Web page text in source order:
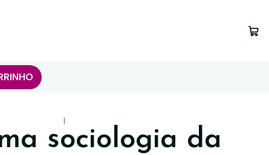
|
sociologia da